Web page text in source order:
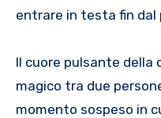
entrare in testa fin dal
Il cuore pulsante della
magico tra due
momento sospeso in